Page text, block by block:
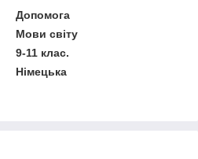
Допомога
Мови світу
9-11 клас.
Німецька